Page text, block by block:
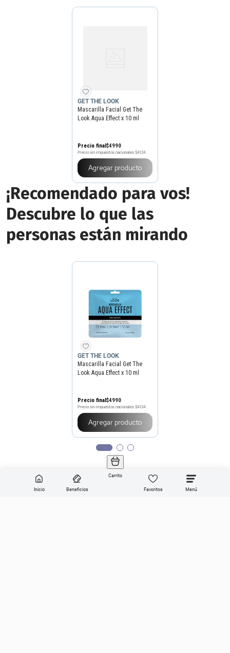
Inicio Beneficios
Carrito
Favoritos
GET THE LOOK
Mascarilla Facial Get The
Look Aqua Effect x 10 ml
Precio final$4990
Precio sin impuestos nacionales $4124
Agregar producto
¡Recomendado para vos!
Descubre lo que las
personas están mirando
GET THE LOOK
Mascarilla Facial Get The
Look Aqua Effect x 10 ml
Precio final$4990
Precio sin impuestos nacionales $4124
Agregar producto